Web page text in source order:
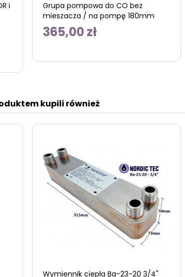
i
Grupa pompowa do CO bez
mieszacza / na pompę 180mm
365,00 zł
kupili również
Wymiennik ciepła Ba-23-20 3/4"